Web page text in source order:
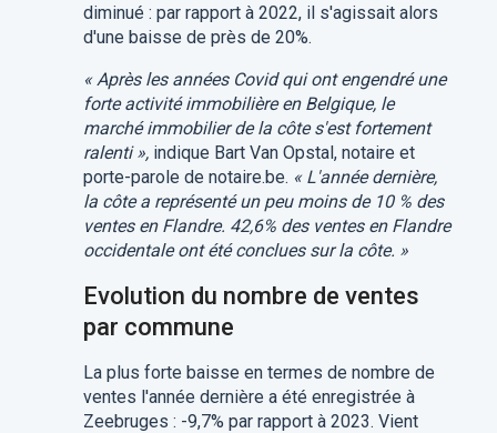
diminué : par rapport à 2022, il s'agissait alors
d'une baisse de près de 20%.
« Après les années Covid qui ont engendré une
forte activité immobilière en Belgique, le
marché immobilier de la côte s'est fortement
ralenti », indique Bart Van Opstal, notaire et
porte-parole de notaire.be. « L'année dernière,
la côte a représenté un peu moins de 10 % des
ventes en Flandre. 42,6% des ventes en Flandre
occidentale ont été conclues sur la côte. »
Evolution du nombre de ventes
par commune
La plus forte baisse en termes de nombre de
ventes l'année dernière a été enregistrée à
Zeebruges : -9,7% par rapport à 2023. Vient